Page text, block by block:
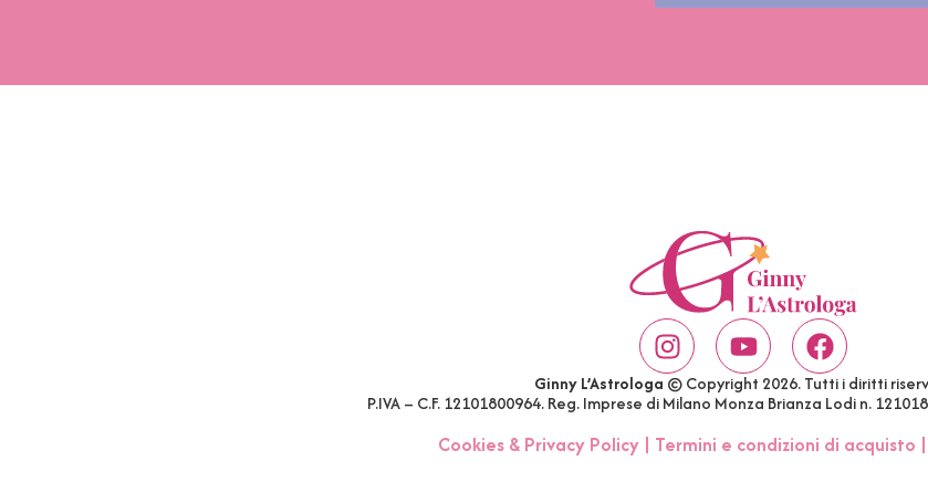
Ginny L’Astrologa © Copyright 2026. Tutti i diritti
P.IVA – C.F. 12101800964. Reg. Imprese di Milano Monza Brianza Lodi n.
Cookies & Privacy Policy | Termini e condizioni di acquisto |